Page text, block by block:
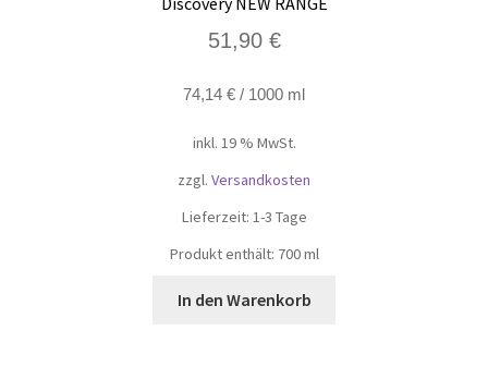
51,90 €
74,14 € / 1000 ml
inkl. 19 % MwSt.
zzgl. Versandkosten
Lieferzeit: 1-3 Tage
Produkt enthält: 700ml
In den Warenkorb